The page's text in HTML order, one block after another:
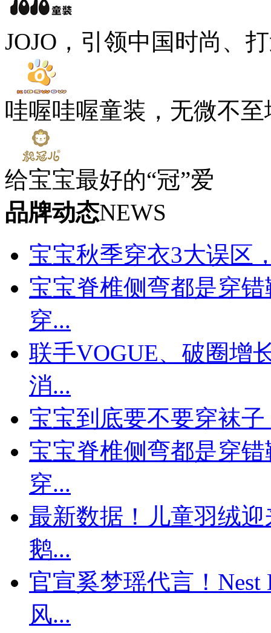
JOJO，引领中国时尚、
哇喔哇喔童装，无微不
给宝宝最好的“冠”爱
品牌动态NEWS
宝宝秋季穿衣3大误区
宝宝脊椎侧弯都是穿
穿...
联手VOGUE、破圈增
消...
宝宝到底要不要穿袜
宝宝脊椎侧弯都是穿
穿...
最新数据！儿童羽绒
鹅...
官宣奚梦瑶代言！Nest
风...